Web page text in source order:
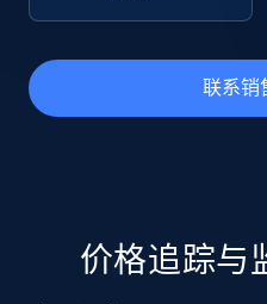
667+
URL, Title, Available,
price, Final price,
联系销
价格追踪与